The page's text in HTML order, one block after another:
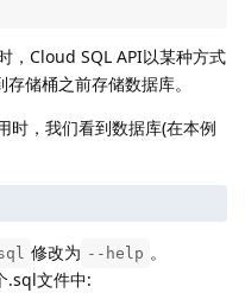
，Cloud SQL API以某种方式
储桶之前存储数据库。
时，我们看到数据库(在本例
修改为 --help 。
.sql文件中: